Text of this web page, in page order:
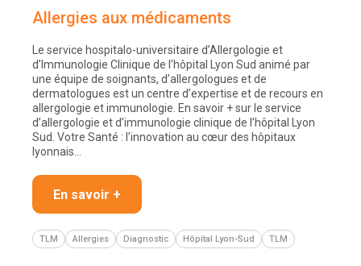
Allergies aux médicaments
Le service hospitalo-universitaire d’Allergologie et
d’Immunologie Clinique de l’hôpital Lyon Sud animé par
une équipe de soignants, d’allergologues et de
dermatologues est un centre d’expertise et de recours en
allergologie et immunologie. En savoir + sur le service
d’allergologie et d’immunologie clinique de l’hôpital Lyon
Sud. Votre Santé : l’innovation au cœur des hôpitaux
lyonnais…
En savoir +
TLM Allergies Diagnostic Hôpital Lyon-Sud TLM